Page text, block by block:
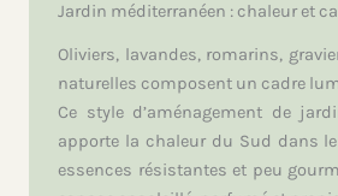
Jardin méditerranéen : chaleur et
Oliviers, lavandes, romarins,
naturelles composent un cadre
Ce style d’aménagement de
apporte la chaleur du Sud dans
essences résistantes et peu